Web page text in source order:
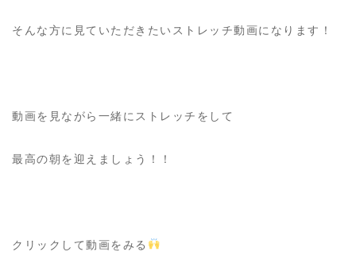
そんな方に見ていただきたいストレッチ動画になります！
動画を見ながら一緒にストレッチをして
最高の朝を迎えましょう！！
クリックして動画をみる